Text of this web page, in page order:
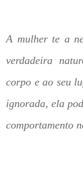
A mulher te a
verdadeira
corpo e ao seu
ignorada, ela
comportamento